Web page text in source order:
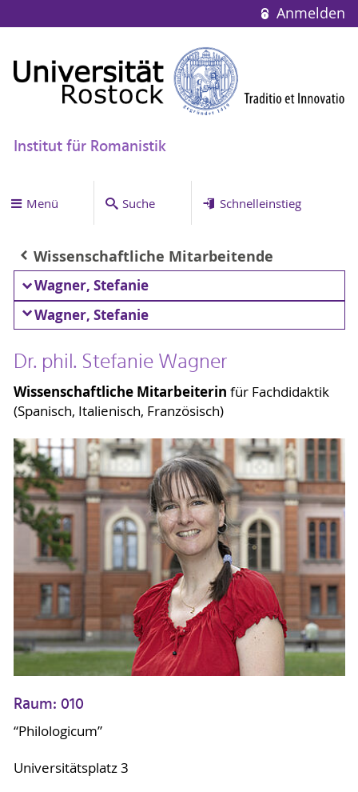
Anmelden
Institut für Romanistik
Menü Suche Schnelleinstieg
Wissenschaftliche Mitarbeitende
Wagner, Stefanie
Wagner, Stefanie
Dr. phil. Stefanie Wagner
Wissenschaftliche Mitarbeiterin für Fachdidaktik
(Spanisch, Italienisch, Französisch)
Raum: 010
“Philologicum”
Universitätsplatz 3